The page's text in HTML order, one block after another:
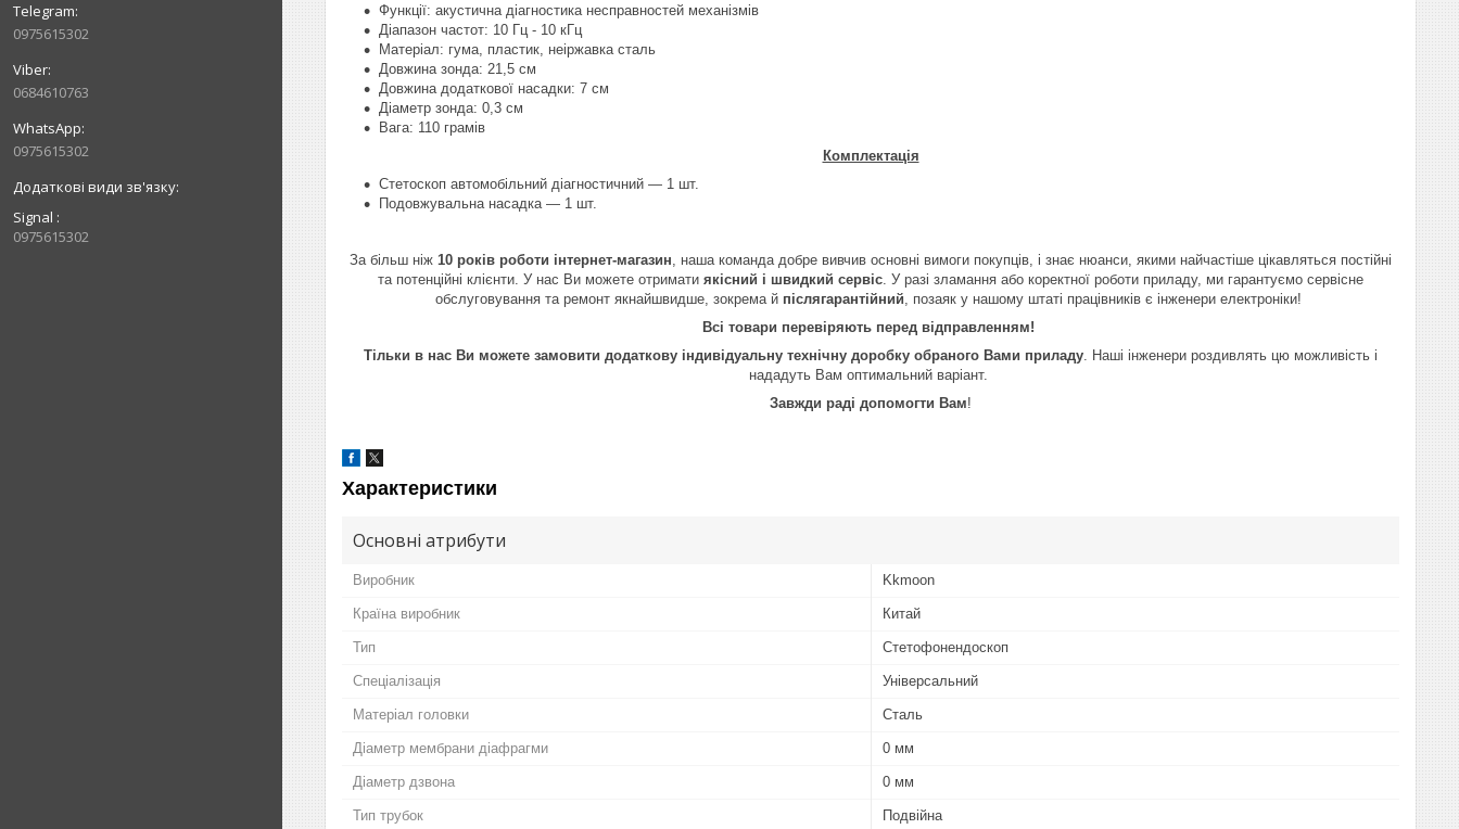
0975615302
0684610763
0975615302
Signal
0975615302
Функції: акустична діагностика несправностей механізмів
Діапазон частот: 10 Гц - 10 кГц
Матеріал: гума, пластик, неіржавка сталь
Довжина зонда: 21,5 см
Довжина додаткової насадки: 7 см
Діаметр зонда: 0,3 см
Вага: 110 грамів
Комплектація
Стетоскоп автомобільний діагностичний — 1 шт.
Подовжувальна насадка — 1 шт.
За більш ніж 10 років роботи інтернет-магазин , наша команда добре вивчив основні вимоги покупців, і знає нюанси, якими найчастіше цікавляться постійні
та потенційні клієнти. У нас Ви можете отримати якісний і швидкий сервіс . У разі зламання або коректної роботи приладу, ми гарантуємо сервісне
обслуговування та ремонт якнайшвидше, зокрема й післягарантійний , позаяк у нашому штаті працівників є інженери електроніки!
Всі товари перевіряють перед відправленням!
Тільки в нас Ви можете замовити додаткову індивідуальну технічну доробку обраного Вами приладу . Наші інженери роздивлять цю можливість і
нададуть Вам оптимальний варіант.
Завжди раді допомогти Вам!
Характеристики
Основні атрибути
Виробник Kkmoon
Країна виробник Китай
Тип Стетофонендоскоп
Спеціалізація Універсальний
Матеріал головки Сталь
Діаметр мембрани діафрагми 0 мм
Діаметр дзвона 0 мм
Тип трубок Подвійна